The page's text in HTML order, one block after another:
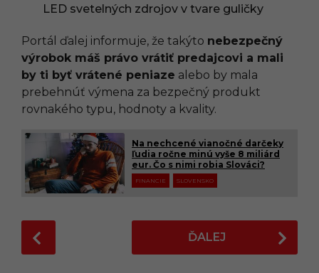
LED svetelných zdrojov v tvare guličky
Portál ďalej informuje, že takýto nebezpečný
výrobok máš právo vrátiť predajcovi a mali
by ti byť vrátené peniaze alebo by mala
prebehnúť výmena za bezpečný produkt
rovnakého typu, hodnoty a kvality.
Na nechcené vianočné darčeky
ľudia ročne minú vyše 8 miliárd
eur. Čo s nimi robia Slováci?
FINANCIE SLOVENSKO
o
ĎALEJ